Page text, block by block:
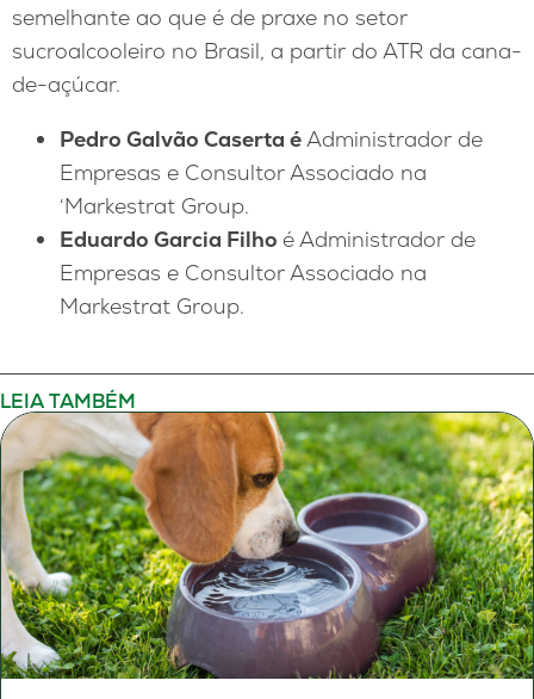
semelhante ao que é de praxe no setor
sucroalcooleiro no Brasil, a partir do ATR da cana-
de-açúcar.
Pedro Galvão Caserta éAdministrador de
Empresas e Consultor Associado na
‘Markestrat Group.
Eduardo Garcia Filho é Administrador de
Empresas e Consultor Associado na
Markestrat Group.
LEIA TAMBÉM